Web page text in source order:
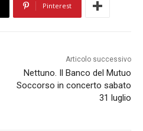
Pinterest
Articolo successivo
Nettuno. Il Banco del Mutuo
Soccorso in concerto sabato
31 luglio